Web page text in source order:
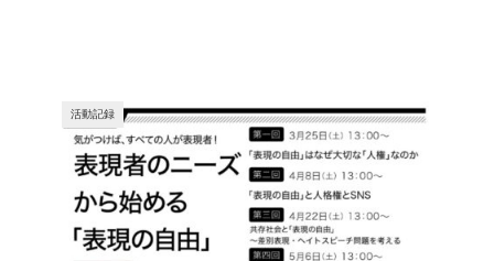
活動記録